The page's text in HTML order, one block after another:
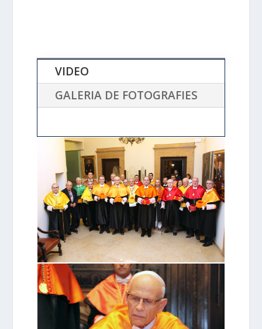
VIDEO
GALERIA DE FOTOGRAFIES